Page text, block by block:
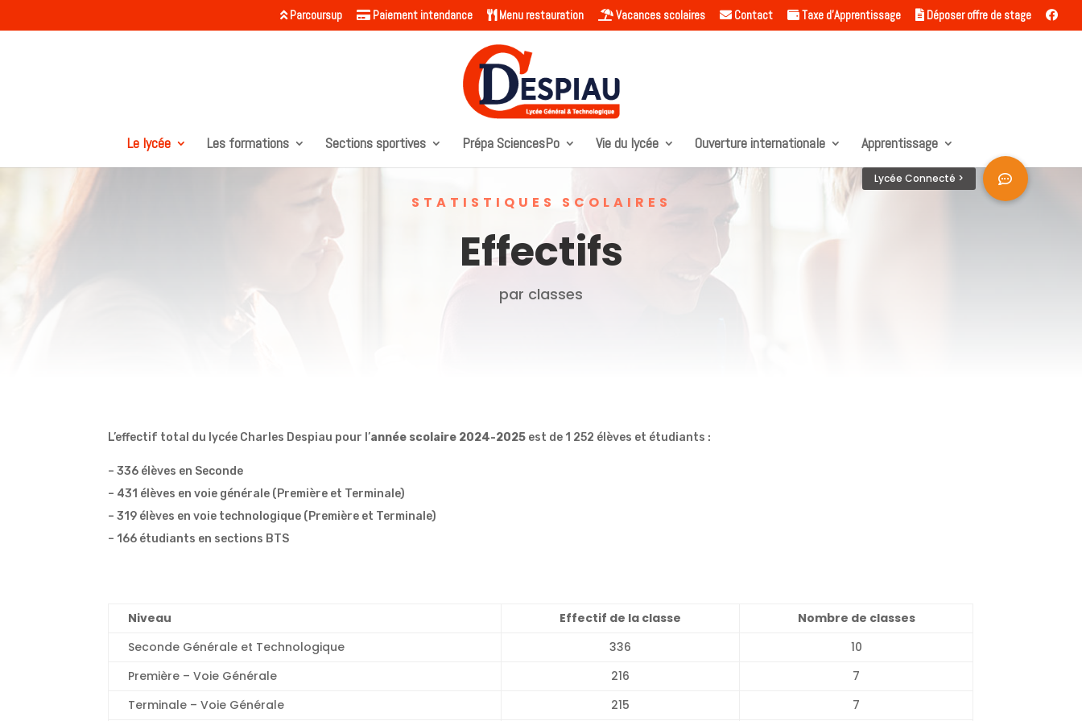
Parcoursup Paiement intendance Menu restauration Vacances scolaires Contact Taxe d’Apprentissage Déposer offre de stage
Le lycée Les formations Sections sportives Prépa SciencesPo Vie du lycée Ouverture internationale Apprentissage
STATISTIQUES SCOLAIRES
Effectifs
par classes
L’effectif total du lycée Charles Despiau pour l’année scolaire 2024-2025 est de 1 252 élèves et étudiants :
– 336 élèves en Seconde
– 431 élèves en voie générale (Première et Terminale)
– 319 élèves en voie technologique (Première et Terminale)
– 166 étudiants en sections BTS
Niveau Effectif de la classe
Nombre de classes
Seconde Générale et Technologique
336
10
Première – Voie Générale
216
7
Terminale – Voie Générale
215
7